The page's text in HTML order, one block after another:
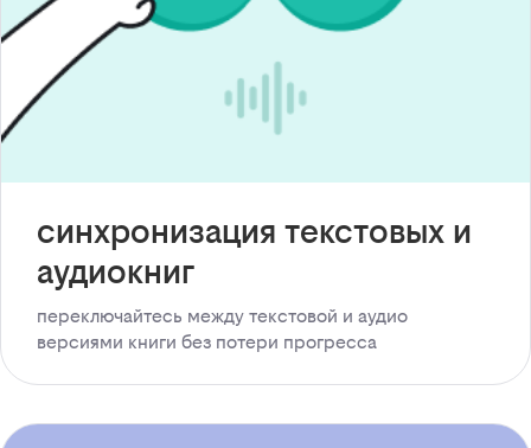
синхронизация текстовых и
аудиокниг
переключайтесь между текстовой и аудио
версиями книги без потери прогресса